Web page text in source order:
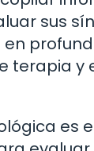
sus
terapia y
es